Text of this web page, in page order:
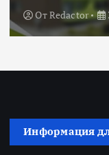
ОтRedactor
Информация